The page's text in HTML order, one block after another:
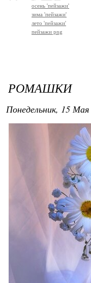
осень 'пейзажи'
зима 'пейзажи'
лето 'пейзажи'
пейзажи png
РОМАШКИ
Понедельник, 15